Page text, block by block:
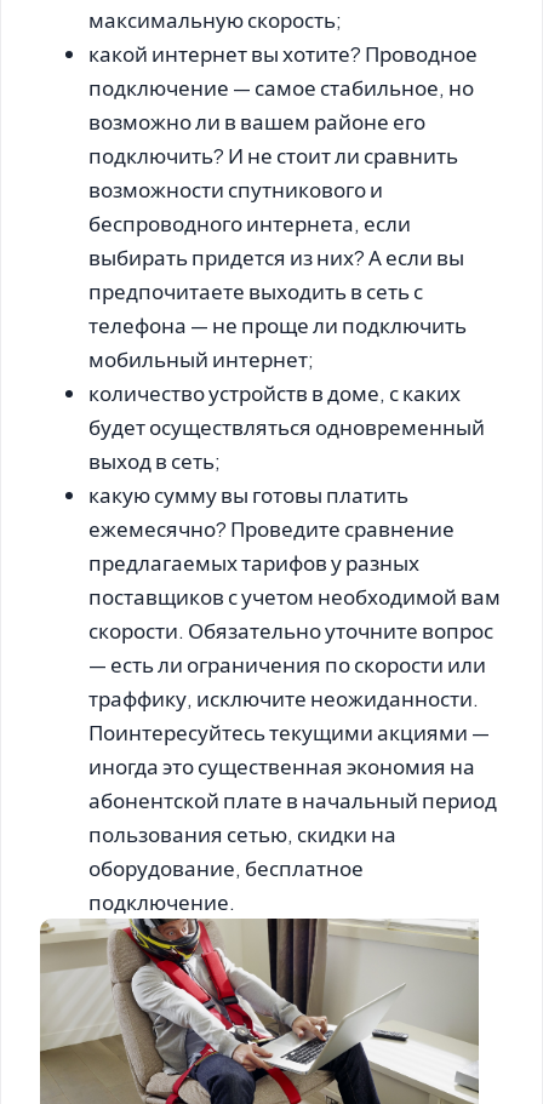
максимальную скорость;
какой интернет вы хотите? Проводное
подключение — самое стабильное, но
возможно ли в вашем районе его
подключить? И не стоит ли сравнить
возможности спутникового и
беспроводного интернета, если
выбирать придется из них? А если вы
предпочитаете выходить в сеть с
телефона — не проще ли подключить
мобильный интернет;
количество устройств в доме, с каких
будет осуществляться одновременный
выход в сеть;
какую сумму вы готовы платить
ежемесячно? Проведите сравнение
предлагаемых тарифов у разных
поставщиков с учетом необходимой вам
скорости. Обязательно уточните вопрос
— есть ли ограничения по скорости или
траффику, исключите неожиданности.
Поинтересуйтесь текущими акциями —
иногда это существенная экономия на
абонентской плате в начальный период
пользования сетью, скидки на
оборудование, бесплатное
подключение.